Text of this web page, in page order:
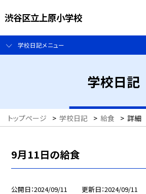
渋谷区立上原小学校
学校日記メニュー
学校日記
トップページ > 学校日記 > 給食 > 詳細
9月11日の給食
公開日 2024/09/11 更新日 2024/09/11